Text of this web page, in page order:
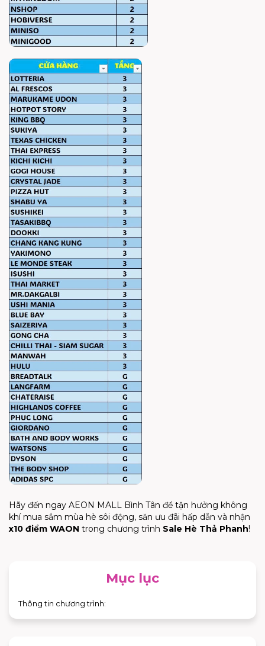
Hãy đến ngay AEON MALL Bình Tân để tận hưởng không
khí mua sắm mùa hè sôi động, săn ưu đãi hấp dẫn và nhận
x10 điểm WAON trong chương trình Sale Hè Thả Phanh!
Mục lục
Thông tin chương trình: